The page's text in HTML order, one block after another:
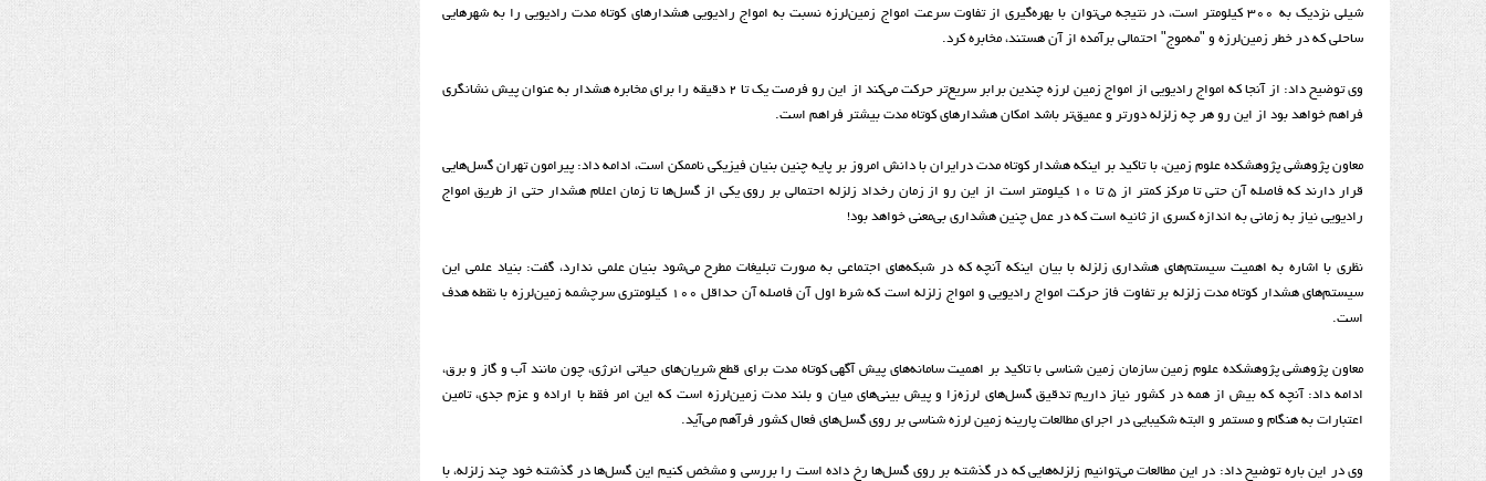
شیلی نزدیک به ۳۰۰ کیلومتر است، در نتیجه می‌توان با بهره‌گیری از تفاوت سرعت امواج زمین‌لرزه نسبت به امواج رادیویی هشدار‌های کوتاه مدت رادیویی را به شهر‌هایی
ساحلی که در خطر زمین‌لرزه و "مه‌موج" احتمالی برآمده از آن هستند، مخابره کرد.
وی توضیح داد: از آنجا که امواج رادیویی از امواج زمین لرزه چندین برابر سریع‌تر حرکت می‌کند از این رو فرصت یک تا ۲ دقیقه را برای مخابره هشدار به عنوان پیش نشانگری
فراهم خواهد بود از این رو هر چه زلزله دورتر و عمیق‌تر باشد امکان هشدار‌های کوتاه مدت بیشتر فراهم است.
معاون پژوهشی پژوهشکده علوم زمین، با تاکید بر اینکه هشدار کوتاه مدت درایران با دانش امروز بر پایه چنین بنیان فیزیکی ناممکن است، ادامه داد: پیرامون تهران گسل‌هایی
قرار دارند که فاصله آن حتی تا مرکز کمتر از ۵ تا ۱۰ کیلومتر است از این رو از زمان رخداد زلزله احتمالی بر روی یکی از گسل‌ها تا زمان اعلام هشدار حتی از طریق امواج
رادیویی نیاز به زمانی به اندازه کسری از ثانیه است که در عمل چنین هشداری بی‌معنی خواهد بود!
نظری با اشاره به اهمیت سیستم‌های هشداری زلزله با بیان اینکه آنچه که در شبکه‌های اجتماعی به صورت تبلیغات مطرح می‌شود بنیان علمی ندارد، گفت: بنیاد علمی این
سیستم‌های هشدار کوتاه مدت زلزله بر تفاوت فاز حرکت امواج رادیویی و امواج زلزله است که شرط اول آن فاصله آن حداقل ۱۰۰ کیلومتری سرچشمه زمین‌لرزه با نقطه هدف
است.
معاون پژوهشی پژوهشکده علوم زمین سازمان زمین شناسی با تاکید بر اهمیت سامانه‌های پیش آگهی کوتاه مدت برای قطع شریان‌های حیاتی انرژی، چون مانند آب و گاز و برق،
ادامه داد: آنچه که بیش از همه در کشور نیاز داریم تدقیق گسل‌های لرزه‌زا و پیش بینی‌های میان و بلند مدت زمین‌لرزه است که این امر فقط با اراده و عزم جدی، تامین
اعتبارات به هنگام و مستمر و البته شکیبایی در اجرای مطالعات پارینه زمین لرزه شناسی بر روی گسل‌های فعال کشور فرآهم می‌آید.
وی در این باره توضیح داد: در این مطالعات می‌توانیم زلزله‌هایی که در گذشته بر روی گسل‌ها رخ داده است را بررسی و مشخص کنیم این گسل‌ها در گذشته خود چند زلزله، با